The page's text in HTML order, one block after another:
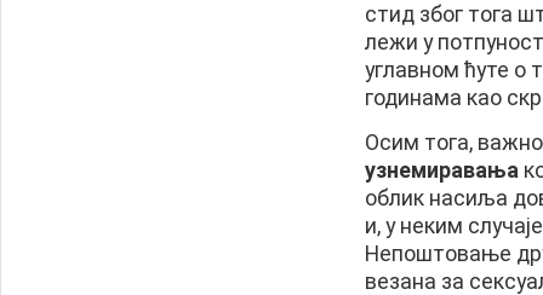
стид због тога
лежи у
углавном ћуте о
годинама као
Осим тога,
узнемиравања
облик насиља
и, у неким
Непоштовање
везана за